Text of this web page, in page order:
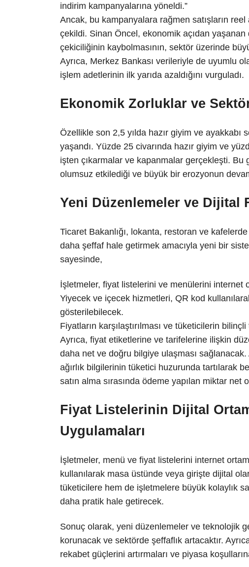
indirim kampanyalarına yöneldi.”
Ancak, bu kampanyalara rağmen satışların
çekildi. Sinan Öncel, ekonomik açıdan yaşanan
çekiciliğinin kaybolmasının, sektör üzerinde
Ayrıca, Merkez Bankası verileriyle de uyumlu
işlem adetlerinin ilk yarıda azaldığını vurguladı.
Ekonomik Zorluklar ve
Özellikle son 2,5 yılda hazır giyim ve ayakkabı
yaşandı. Yüzde 25 civarında hazır giyim ve
işten çıkarmalar ve kapanmalar gerçekleşti.
olumsuz etkilediği ve büyük bir erozyonun
Yeni Düzenlemeler ve Dijital
Ticaret Bakanlığı, lokanta, restoran ve
daha şeffaf hale getirmek amacıyla yeni bir
sayesinde,
İşletmeler, fiyat listelerini ve menülerini internet
Yiyecek ve içecek hizmetleri, QR kod
gösterilebilecek.
Fiyatların karşılaştırılması ve tüketicilerin
Ayrıca, fiyat etiketlerine ve tarifelerine ilişkin
daha net ve doğru bilgiye ulaşması
ağırlık bilgilerinin tüketici huzurunda tartılarak
satın alma sırasında ödeme yapılan miktar net
Fiyat Listelerinin Dijital
Uygulamaları
İşletmeler, menü ve fiyat listelerini internet
kullanılarak masa üstünde veya girişte dijital
tüketicilere hem de işletmelere büyük kolaylık
daha pratik hale getirecek.
Sonuç olarak, yeni düzenlemeler ve teknolojik
korunacak ve sektörde şeffaflık artacaktır.
rekabet güçlerini artırmaları ve piyasa